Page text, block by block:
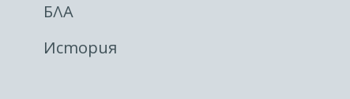
БЛА
История